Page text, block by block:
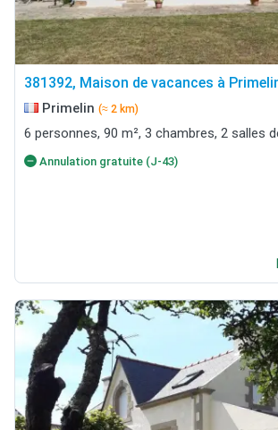
381392, Maison de vacances à
Primelin (≈ 2 km)
6 personnes, 90 m², 3 chambres, 2 salles
Annulation gratuite (J-43)